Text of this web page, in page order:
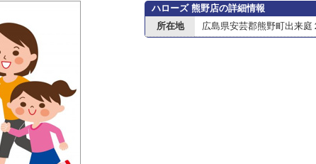
ハローズ 熊野店の詳細情報
所在地
広島県安芸郡熊野町出来庭